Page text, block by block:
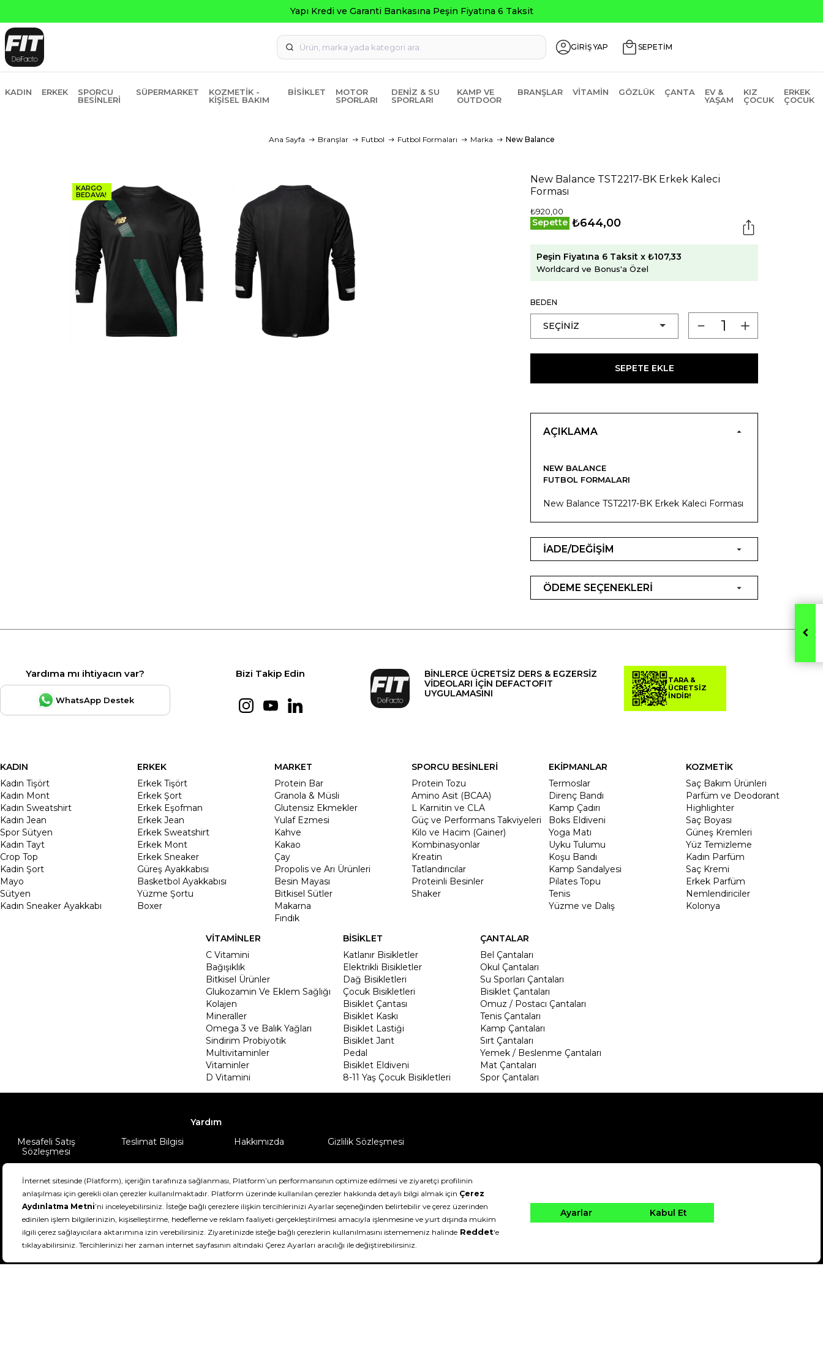
Yapı Kredi ve Garanti Bankasına Peşin Fiyatına 6 Taksit
GİRİŞ YAP SEPETİM
KADIN ERKEK
SPORCU
BESINLERI
SÜPERMARKET
KOZMETIK -
KIŞISEL BAKIM
BISIKLET
MOTOR
SPORLARI
DENIZ & SU
SPORLARI
KAMP VE
OUTDOOR
BRANŞLAR VITAMIN GÖZLÜK ÇANTA
EV &
YAŞAM
KIZ
ÇOCUK
ERKEK
ÇOCUK
Ana Sayfa Branşlar Futbol Futbol Formaları Marka New Balance
KARGO
BEDAVA!
New Balance TST2217-BK Erkek Kaleci
Forması
₺920,00
Sepette ₺644,00
Peşin Fiyatına 6 Taksit x ₺107,33
Worldcard ve Bonus'a Özel
BEDEN
SEPETE EKLE
AÇIKLAMA
NEW BALANCE
FUTBOL FORMALARI
New Balance TST2217-BK Erkek Kaleci Forması
İADE/DEĞİŞİM
ÖDEME SEÇENEKLERİ
Yardıma mı ihtiyacın var?
WhatsApp Destek
Bizi Takip Edin
BİNLERCE ÜCRETSİZ DERS & EGZERSİZ
VİDEOLARI İÇİN DEFACTOFIT
UYGULAMASINI
TARA &
ÜCRETSİZ
İNDİR!
KADIN
Kadın Tişört
Kadın Mont
Kadın Sweatshirt
Kadın Jean
Spor Sütyen
Kadın Tayt
Crop Top
Kadin Şort
Mayo
Sütyen
Kadın Sneaker Ayakkabı
ERKEK
Erkek Tişört
Erkek Şort
Erkek Eşofman
Erkek Jean
Erkek Sweatshirt
Erkek Mont
Erkek Sneaker
Güreş Ayakkabısı
Basketbol Ayakkabısı
Yüzme Şortu
Boxer
MARKET
Protein Bar
Granola & Müsli
Glutensiz Ekmekler
Yulaf Ezmesi
Kahve
Kakao
Çay
Propolis ve Arı Ürünleri
Besin Mayası
Bitkisel Sütler
Makarna
Fındık
SPORCU BESİNLERİ
Protein Tozu
Amino Asit (BCAA)
L Karnitin ve CLA
Güç ve Performans Takviyeleri
Kilo ve Hacim (Gainer)
Kombinasyonlar
Kreatin
Tatlandırıcılar
Proteinli Besinler
Shaker
EKİPMANLAR
Termoslar
Direnç Bandı
Kamp Çadırı
Boks Eldiveni
Yoga Matı
Uyku Tulumu
Koşu Bandı
Kamp Sandalyesi
Pilates Topu
Tenis
Yüzme ve Dalış
KOZMETİK
Saç Bakım Ürünleri
Parfüm ve Deodorant
Highlighter
Saç Boyası
Güneş Kremleri
Yüz Temizleme
Kadın Parfüm
Saç Kremi
Erkek Parfüm
Nemlendiriciler
Kolonya
VİTAMİNLER
C Vitamini
Bağışıklık
Bitkisel Ürünler
Glukozamin Ve Eklem Sağlığı
Kolajen
Mineraller
Omega 3 ve Balık Yağları
Sindirim Probiyotik
Multivitaminler
Vitaminler
D Vitamini
BİSİKLET
Katlanır Bisikletler
Elektrikli Bisikletler
Dağ Bisikletleri
Çocuk Bisikletleri
Bisiklet Çantası
Bisiklet Kaskı
Bisiklet Lastiği
Bisiklet Jant
Pedal
Bisiklet Eldiveni
8-11 Yaş Çocuk Bisikletleri
ÇANTALAR
Bel Çantaları
Okul Çantaları
Su Sporları Çantaları
Bisiklet Çantaları
Omuz / Postacı Çantaları
Tenis Çantaları
Kamp Çantaları
Sırt Çantaları
Yemek / Beslenme Çantaları
Mat Çantaları
Spor Çantaları
Yardım
Mesafeli Satış
Sözleşmesi
Teslimat Bilgisi Hakkımızda Gizlilik Sözleşmesi
DeFactoFIT ©️ 2022-2026. Tüm hakları saklıdır.